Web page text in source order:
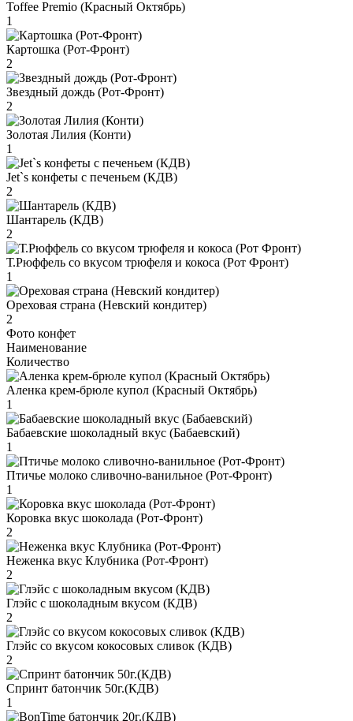
Toffee Premio (Красный Октябрь)
1
Картошка (Рот-Фронт)
2
Звездный дождь (Рот-Фронт)
2
Золотая Лилия (Конти)
1
Jet`s конфеты с печеньем (КДВ)
2
Шантарель (КДВ)
2
Т.Рюффель со вкусом трюфеля и кокоса (Рот Фронт)
1
Ореховая страна (Невский кондитер)
2
Фото конфет
Наименование
Количество
Аленка крем-брюле купол (Красный Октябрь)
1
Бабаевские шоколадный вкус (Бабаевский)
1
Птичье молоко сливочно-ванильное (Рот-Фронт)
1
Коровка вкус шоколада (Рот-Фронт)
2
Неженка вкус Клубника (Рот-Фронт)
2
Глэйс с шоколадным вкусом (КДВ)
2
Глэйс со вкусом кокосовых сливок (КДВ)
2
Спринт батончик 50г.(КДВ)
1